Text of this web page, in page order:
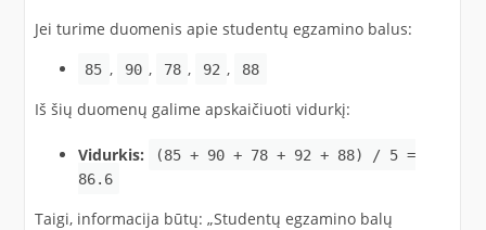
Jei turime duomenis apie studentų egzamino balus:​
85 , 90 , 78 , 92 , 88
Iš šių duomenų galime apskaičiuoti vidurkį:​
Vidurkis:
(85 + 90 + 78 + 92 + 88) / 5 =
86.6
Taigi, informacija būtų: „Studentų egzamino balų